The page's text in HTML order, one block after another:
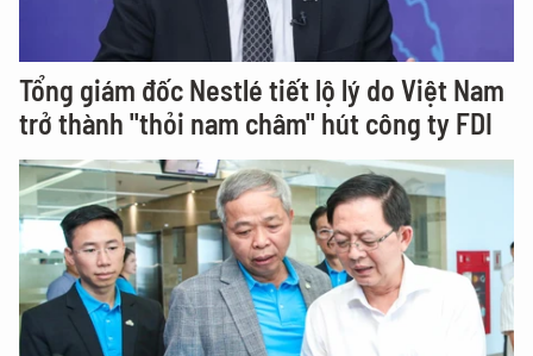
Tổng giám đốc Nestlé tiết lộ lý do Việt Nam
trở thành "thỏi nam châm" hút công ty FDI